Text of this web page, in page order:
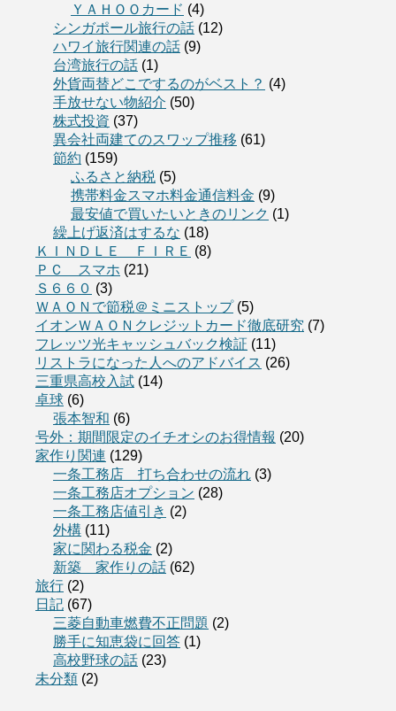
ＹＡＨＯＯカード (4)
シンガポール旅行の話 (12)
ハワイ旅行関連の話 (9)
台湾旅行の話 (1)
外貨両替どこでするのがベスト？ (4)
手放せない物紹介 (50)
株式投資 (37)
異会社両建てのスワップ推移 (61)
節約 (159)
ふるさと納税 (5)
携帯料金スマホ料金通信料金 (9)
最安値で買いたいときのリンク (1)
繰上げ返済はするな (18)
ＫＩＮＤＬＥ ＦＩＲＥ (8)
ＰＣ スマホ (21)
Ｓ６６０ (3)
ＷＡＯＮで節税＠ミニストップ(5)
イオンＷＡＯＮクレジットカード徹底研究 (7)
フレッツ光キャッシュバック検証 (11)
リストラになった人へのアドバイス (26)
三重県高校入試 (14)
卓球 (6)
張本智和 (6)
号外：期間限定のイチオシのお得情報 (20)
家作り関連 (129)
一条工務店 打ち合わせの流れ (3)
一条工務店オプション (28)
一条工務店値引き (2)
外構 (11)
家に関わる税金 (2)
新築 家作りの話 (62)
旅行 (2)
日記 (67)
三菱自動車燃費不正問題 (2)
勝手に知恵袋に回答 (1)
高校野球の話 (23)
未分類 (2)